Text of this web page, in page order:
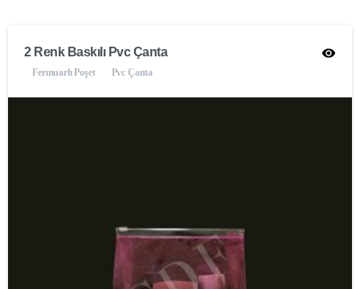
2 Renk Baskılı Pvc Çanta
Fermuarlı Poşet Pvc Çanta